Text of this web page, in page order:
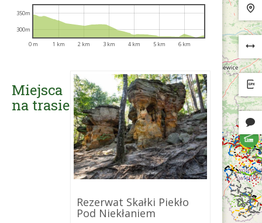
0 m 1 km 2 km 3 km 4 km 5 km 6 km
300m
350m
Miejsca
na trasie
Rezerwat Skałki Piekło
Pod Niekłaniem